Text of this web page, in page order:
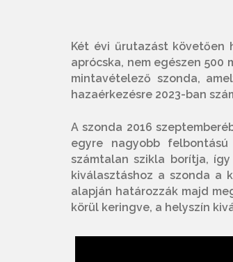
Két évi űrutazást követően
aprócska, nem egészen 500
mintavételező szonda,
hazaérkezésre 2023-ban
A szonda 2016
egyre nagyobb
számtalan szikla borítja,
kiválasztáshoz a szonda a
alapján határozzák majd
körül keringve, a helyszín